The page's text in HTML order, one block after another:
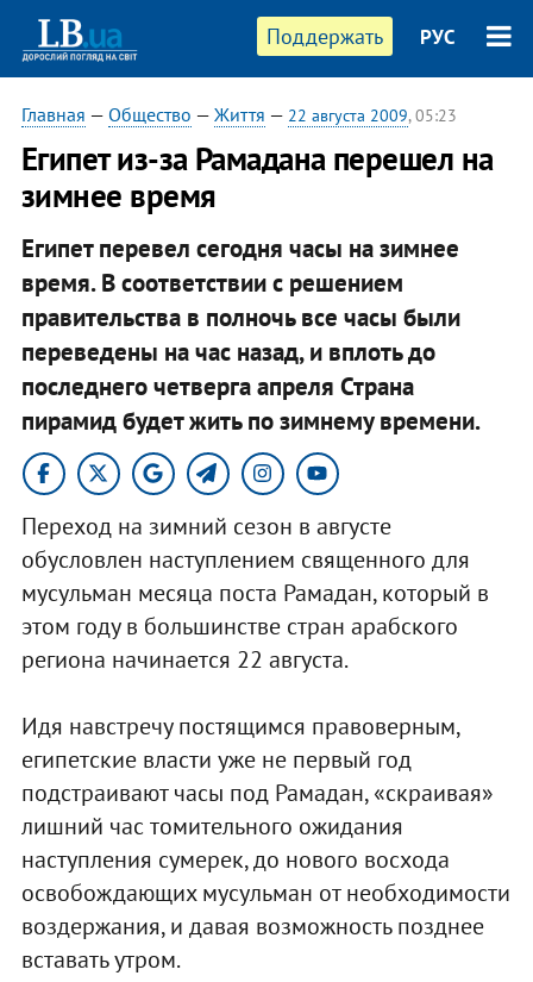
Поддержать РУС
Главная — Общество — Життя — 22 августа 2009, 05:23
Египет из-за Рамадана перешел на
зимнее время
Египет перевел сегодня часы на зимнее
время. В соответствии с решением
правительства в полночь все часы были
переведены на час назад, и вплоть до
последнего четверга апреля Страна
пирамид будет жить по зимнему времени.
Переход на зимний сезон в августе
обусловлен наступлением священного для
мусульман месяца поста Рамадан, который в
этом году в большинстве стран арабского
региона начинается 22 августа.
Идя навстречу постящимся правоверным,
египетские власти уже не первый год
подстраивают часы под Рамадан, «скраивая»
лишний час томительного ожидания
наступления сумерек, до нового восхода
освобождающих мусульман от необходимости
воздержания, и давая возможность позднее
вставать утром.